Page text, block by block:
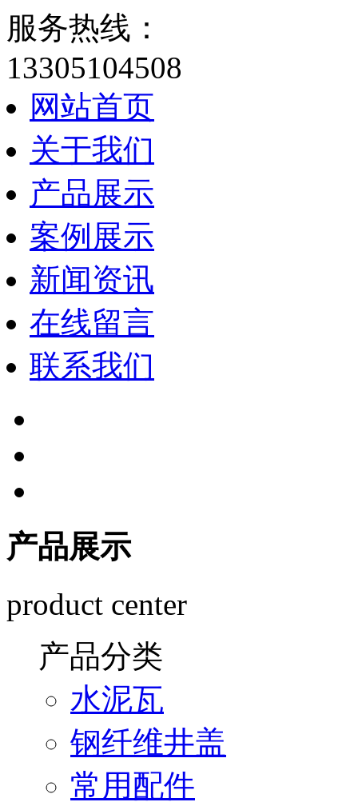
服务热线：
13305104508
网站首页
关于我们
产品展示
案例展示
新闻资讯
在线留言
联系我们
产品展示
product center
产品分类
水泥瓦
钢纤维井盖
常用配件